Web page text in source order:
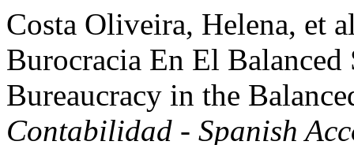
Costa Oliveira, Helena, et
Burocracia En El Balanced
Bureaucracy in the
Contabilidad - Spanish